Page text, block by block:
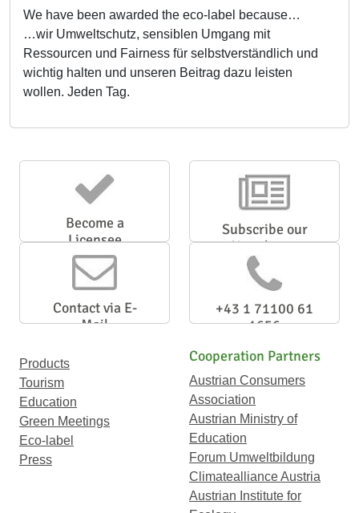
We have been awarded the eco-label because…
…wir Umweltschutz, sensiblen Umgang mit
Ressourcen und Fairness für selbstverständlich und
wichtig halten und unseren Beitrag dazu leisten
wollen. Jeden Tag.
Become a
Licensee
Subscribe our
Newsletter
Contact via E-
Mail
+43 1 71100 61
1656
Products
Tourism
Education
Green Meetings
Eco-label
Press
Cooperation Partners
Austrian Consumers
Association
Austrian Ministry of
Education
Forum Umweltbildung
Climatealliance Austria
Austrian Institute for